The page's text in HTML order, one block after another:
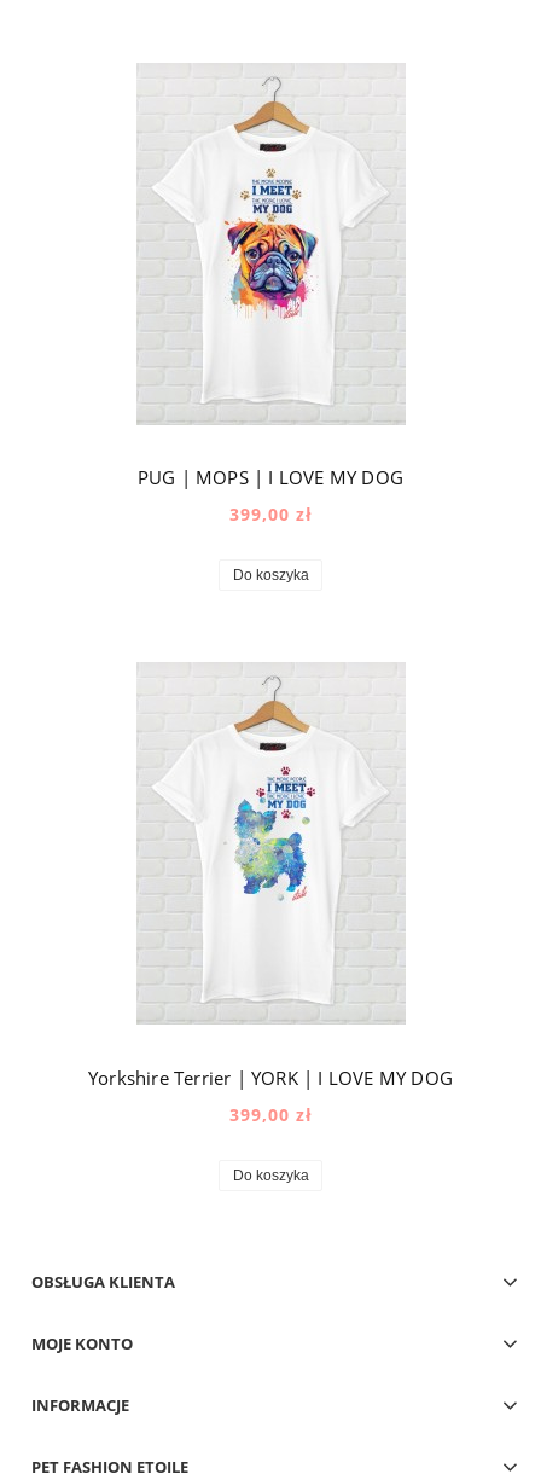
PUG | MOPS | I LOVE MY DOG
399,00 zł
Do koszyka
Yorkshire Terrier | YORK | I LOVE MY DOG
399,00 zł
Do koszyka
OBSŁUGA KLIENTA
MOJE KONTO
INFORMACJE
PET FASHION ETOILE